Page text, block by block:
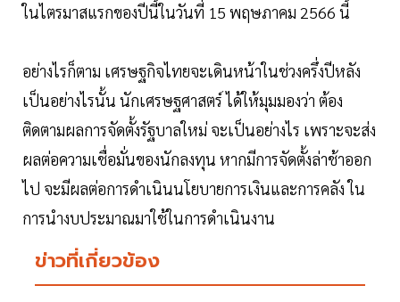
ในไตรมาสแรกของปีนี้ในวันที่ 15 พฤษภาคม 2566 นี้
อย่างไรก็ตาม เศรษฐกิจไทยจะเดินหน้าในช่วงครึ่งปีหลัง
เป็นอย่างไรนั้น นักเศรษฐศาสตร์ ได้ให้มุมมองว่า ต้อง
ติดตามผลการจัดตั้งรัฐบาลใหม่ จะเป็นอย่างไร เพราะจะส่ง
ผลต่อความเชื่อมั่นของนักลงทุน หากมีการจัดตั้งล่าช้าออก
ไป จะมีผลต่อการดำเนินนโยบายการเงินและการคลัง ใน
การนำงบประมาณมาใช้ในการดำเนินงาน
ข่าวที่เกี่ยวข้อง